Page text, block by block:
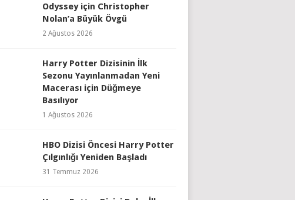
Odyssey için Christopher
Nolan’a Büyük Övgü
2 Ağustos 2026
Harry Potter Dizisinin İlk
Sezonu Yayınlanmadan Yeni
Macerası için Düğmeye
Basılıyor
1 Ağustos 2026
HBO Dizisi Öncesi Harry Potter
Çılgınlığı Yeniden Başladı
31 Temmuz 2026